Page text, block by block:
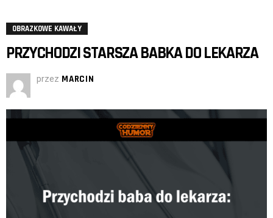
OBRAZKOWE KAWAŁY
PRZYCHODZI STARSZA BABKA DO LEKARZA
przez MARCIN